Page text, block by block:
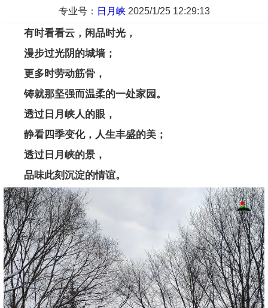
专业号： 日月峡 2025/1/25 12:29:13
有时看看云，闲品时光，
漫步过光阴的城墙；
更多时劳动筋骨，
铸就那坚强而温柔的一处家园。
透过日月峡人的眼，
静看四季变化，人生丰盛的美；
透过日月峡的景，
品味此刻沉淀的情谊。